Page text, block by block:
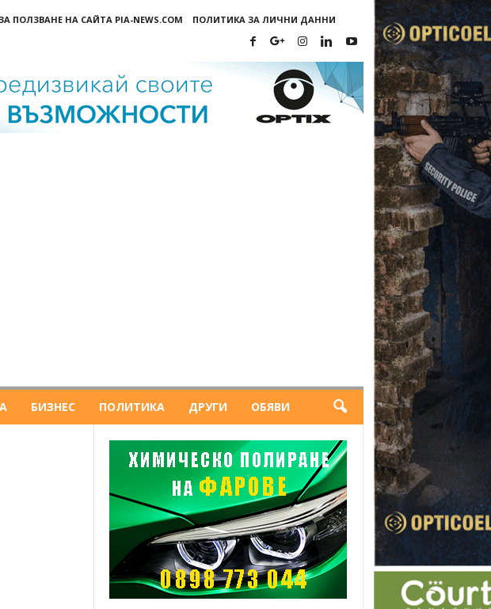
ПОЛЗВАНЕ НА САЙТА PIA-NEWS.COM ПОЛИТИКА ЗА ЛИЧНИ ДАННИ
БИЗНЕС ПОЛИТИКА ДРУГИ ОБЯВИ